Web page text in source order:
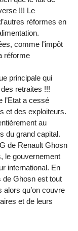
!!! Le
réformes en
comme l’impôt
réforme
principale qui
retraites !!!
l’Etat a cessé
et des exploiteurs.
au
du grand capital.
de Renault Ghosn
le gouvernement
international. En
de Ghosn est tout
qu’on couvre
et de leurs